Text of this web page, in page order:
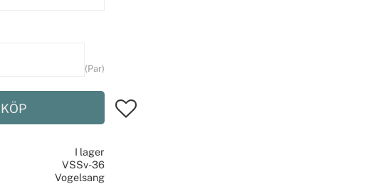
Par
KÖP Lägg till i favoriter
I lager
VSSv-36
Vogelsang